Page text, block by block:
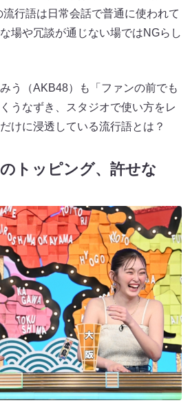
行語は日常会話で普通に使われて
場や冗談が通じない場ではNGらし
う（AKB48）も「ファンの前でも
うなずき、スタジオで使い方をレ
けに浸透している流行語とは？
トッピング、許せな